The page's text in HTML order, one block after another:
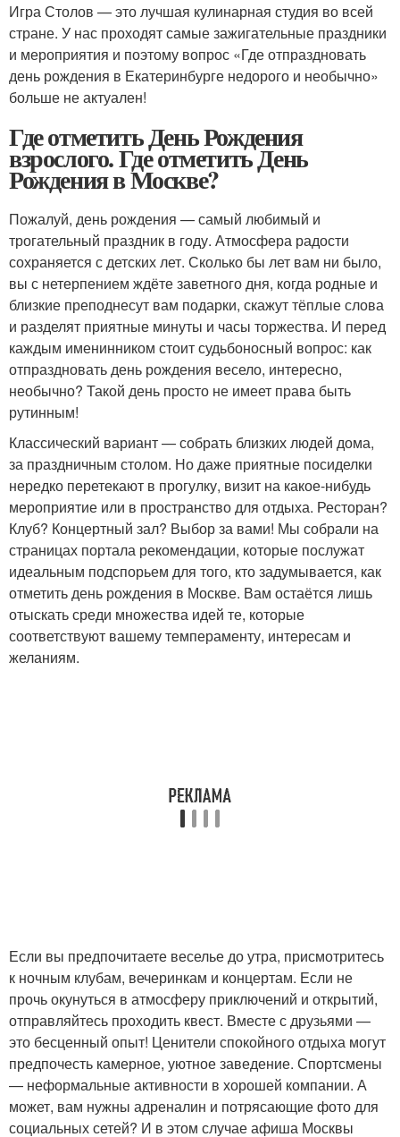
Игра Столов — это лучшая кулинарная студия во всей
стране. У нас проходят самые зажигательные праздники
и мероприятия и поэтому вопрос «Где отпраздновать
день рождения в Екатеринбурге недорого и необычно»
больше не актуален!
Где отметить День Рождения
взрослого. Где отметить День
Рождения в Москве?
Пожалуй, день рождения — самый любимый и
трогательный праздник в году. Атмосфера радости
сохраняется с детских лет. Сколько бы лет вам ни было,
вы с нетерпением ждёте заветного дня, когда родные и
близкие преподнесут вам подарки, скажут тёплые слова
и разделят приятные минуты и часы торжества. И перед
каждым именинником стоит судьбоносный вопрос: как
отпраздновать день рождения весело, интересно,
необычно? Такой день просто не имеет права быть
рутинным!
Классический вариант — собрать близких людей дома,
за праздничным столом. Но даже приятные посиделки
нередко перетекают в прогулку, визит на какое-нибудь
мероприятие или в пространство для отдыха. Ресторан?
Клуб? Концертный зал? Выбор за вами! Мы собрали на
страницах портала рекомендации, которые послужат
идеальным подспорьем для того, кто задумывается, как
отметить день рождения в Москве. Вам остаётся лишь
отыскать среди множества идей те, которые
соответствуют вашему темпераменту, интересам и
желаниям.
Если вы предпочитаете веселье до утра, присмотритесь
к ночным клубам, вечеринкам и концертам. Если не
прочь окунуться в атмосферу приключений и открытий,
отправляйтесь проходить квест. Вместе с друзьями —
это бесценный опыт! Ценители спокойного отдыха могут
предпочесть камерное, уютное заведение. Спортсмены
— неформальные активности в хорошей компании. А
может, вам нужны адреналин и потрясающие фото для
социальных сетей? И в этом случае афиша Москвы